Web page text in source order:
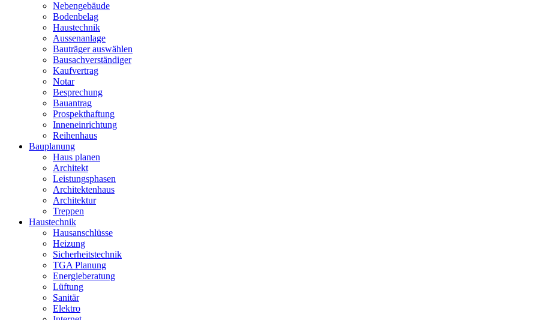
Nebengebäude
Bodenbelag
Haustechnik
Aussenanlage
Bauträger auswählen
Bausachverständiger
Kaufvertrag
Notar
Besprechung
Bauantrag
Prospekthaftung
Inneneinrichtung
Reihenhaus
Bauplanung
Haus planen
Architekt
Leistungsphasen
Architektenhaus
Architektur
Treppen
Haustechnik
Hausanschlüsse
Heizung
Sicherheitstechnik
TGA Planung
Energieberatung
Lüftung
Sanitär
Elektro